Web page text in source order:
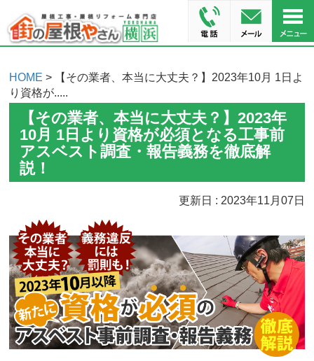
HOME > 【その業者、本当に大丈夫？】2023年10月 1日よ
り資格が.....
【その業者、本当に大丈夫？】2023年
10月 1日より資格が必須となる工事前
アスベスト調査・報告義務を徹底解
説！
更新日 : 2023年11月07日